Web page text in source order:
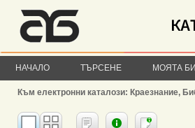
НАЧАЛО ТЪРСЕНЕ МОЯТА
Към електронни каталози: Краезнание,